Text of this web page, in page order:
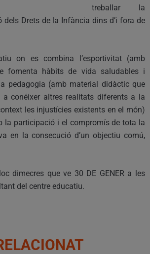
treballar la
dels Drets de la Infància dins d’i fora de
on es combina l’esportivitat (amb
fomenta hàbits de vida saludables i
pedagogia (amb material didàctic que
a conéixer altres realitats diferents a la
les injustícies existents en el món)
la participació i el compromís de tota la
en la consecució d’un objectiu comú,
dimecres que ve 30 DE GENER a les
del centre educatiu.